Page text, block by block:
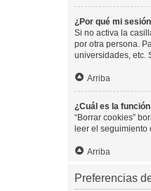
¿Por qué mi
Si no activa la
por otra persona.
universidades, etc.
Arriba
¿Cuál es la
“Borrar cookies”
leer el
Arriba
Preferencias